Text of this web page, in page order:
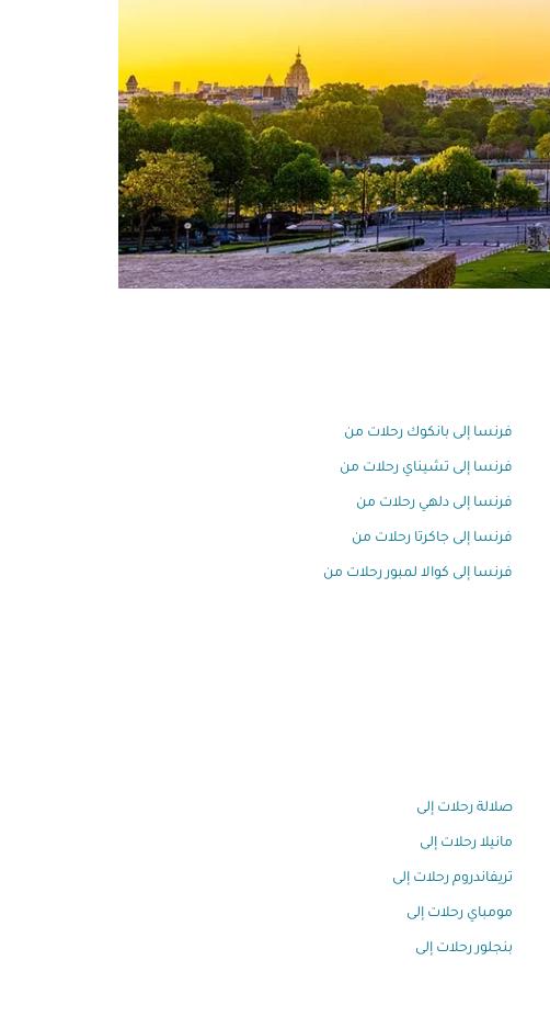
فرنسا إلى بانكوك رحلات من
فرنسا إلى تشيناي رحلات من
فرنسا إلى دلهي رحلات من
فرنسا إلى جاكرتا رحلات من
فرنسا إلى كوالا لمبور رحلات من
صلالة رحلات إلى
مانيلا رحلات إلى
تريفاندروم رحلات إلى
مومباي رحلات إلى
بنجلور رحلات إلى